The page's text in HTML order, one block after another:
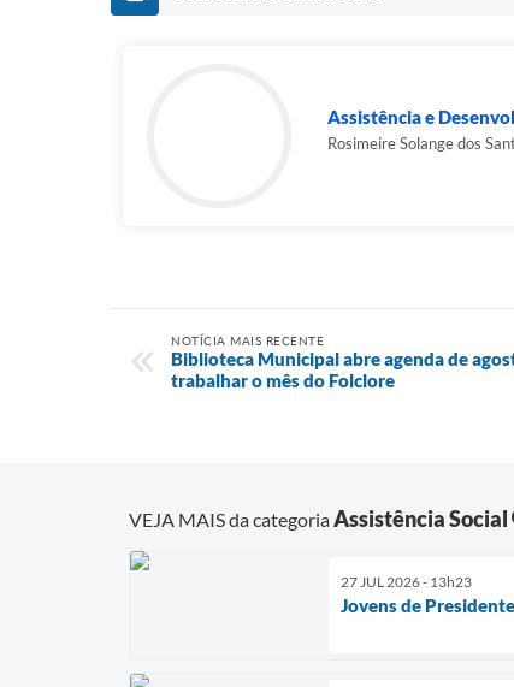
Assistência e
Rosimeire Solange dos
NOTÍCIA MAIS RECENTE
Biblioteca Municipal abre agenda de
trabalhar o mês do Folclore
VEJA MAIS da categoriaAssistência Social
27 JUL 2026 - 13h23
Jovens de